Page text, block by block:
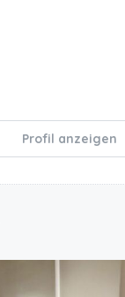
Profil anzeigen